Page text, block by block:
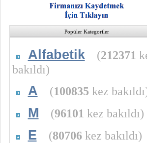
Popüler Kategoriler
Alfabetik (212371
bakıldı)
A (100835 kez
M (96101 kez bakıldı)
E (80706 kez bakıldı)